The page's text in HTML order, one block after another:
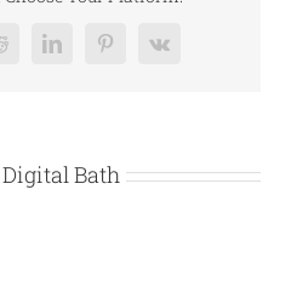
LinkedInPinterest
Vk
Digital Bath